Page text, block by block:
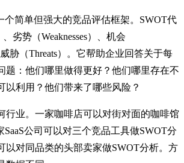
个简单但强大的竞品评估框架。SWOT代
劣势（Weaknesses）、机会
威胁（Threats）。它帮助企业回答关于每
题：他们哪里做得更好？他们哪里存在不
以利用？他们带来了哪些风险？
行业。一家咖啡店可以对街对面的咖啡馆
SaaS公司可以对三个竞品工具做SWOT分
以对同品类的头部卖家做SWOT分析。方